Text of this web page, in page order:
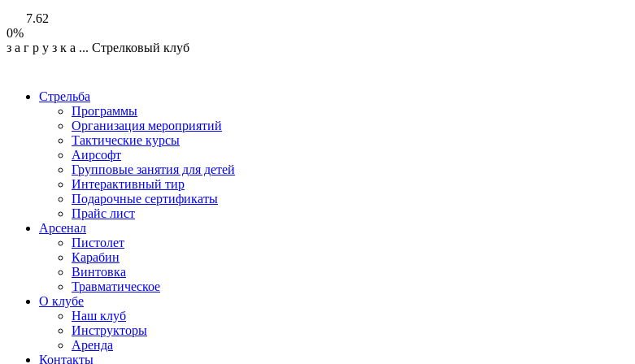
7.62
0%
з а г р у з к а ... Стрелковый клуб
Стрельба
Программы
Организация мероприятий
Тактические курсы
Аирсофт
Групповые занятия для детей
Интерактивный тир
Подарочные сертификаты
Прайс лист
Арсенал
Пистолет
Карабин
Винтовка
Травматическое
О клубе
Наш клуб
Инструкторы
Аренда
Контакты